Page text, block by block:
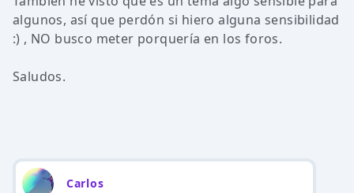
algunos, así que perdón si hiero alguna sensibilidad
:) , NO busco meter porquería en los foros.
Saludos.
Carlos